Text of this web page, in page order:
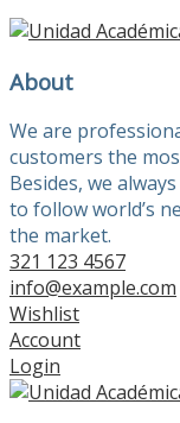
About
We are
customers the
Besides, we
to follow world’s
the market.
321 123 4567
info@example.com
Wishlist
Account
Login